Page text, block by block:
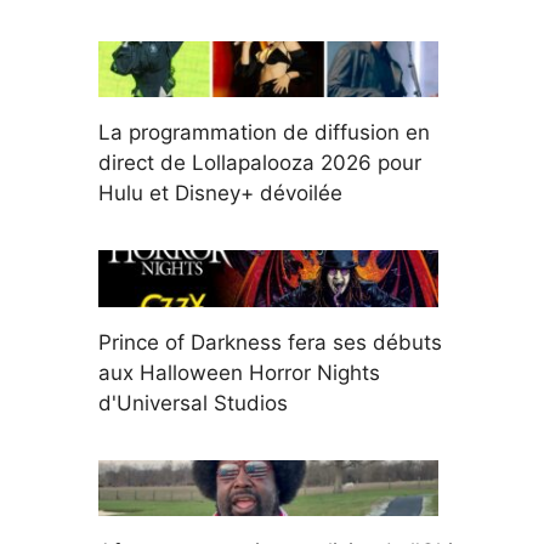
La programmation de diffusion en
direct de Lollapalooza 2026 pour
Hulu et Disney+ dévoilée
Prince of Darkness fera ses débuts
aux Halloween Horror Nights
d'Universal Studios